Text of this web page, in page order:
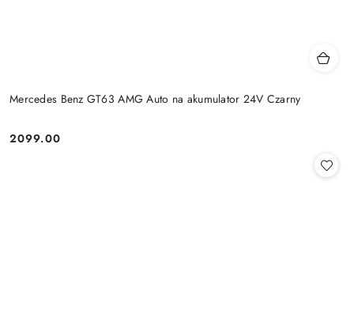
Mercedes Benz GT63 AMG Auto na akumulator 24V Czarny
Cena:
2099.00